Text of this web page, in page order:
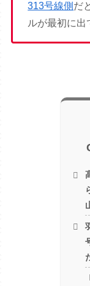
313号線側 だ
ルが最初に出